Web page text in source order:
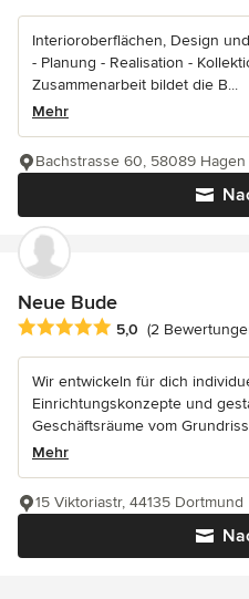
Interioroberflächen, Design
- Planung - Realisation -
Zusammenarbeit bildet die B...
Mehr
Bachstrasse 60, 58089 Hagen
Neue Bude
Durchschnittliche Bewertung:
5,0 (2
Wir entwickeln für dich
Einrichtungskonzepte und
Geschäftsräume vom
Mehr
15 Viktoriastr, 44135 Dortmund